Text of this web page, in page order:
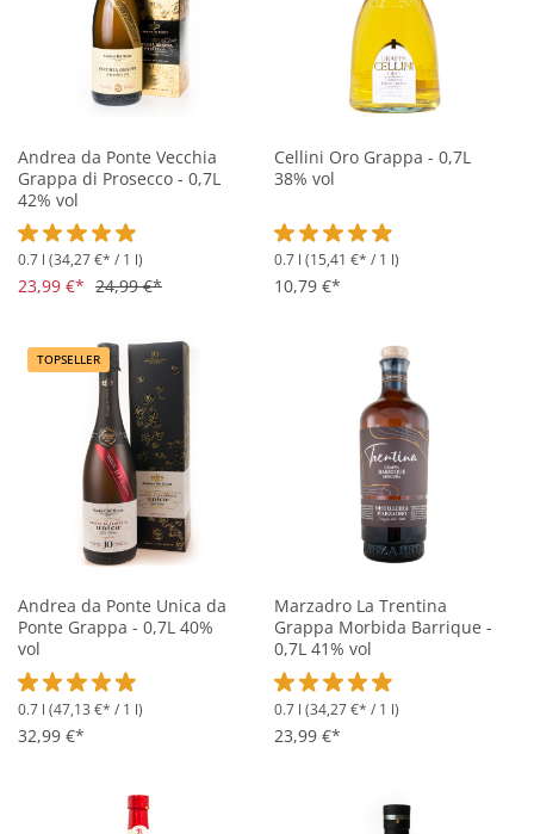
Andrea da Ponte Vecchia
Grappa di Prosecco - 0,7L
42% vol
Durchschnittliche Bewertung von 4.9 von 5 Sternen
0.7 l (34,27 €* / 1 l)
23,99 €* 24,99 €*
Cellini Oro Grappa - 0,7L
38% vol
Durchschnittliche Bewertung
0.7 l (15,41 €* / 1 l)
10,79 €*
TOPSELLER
Andrea da Ponte Unica da
Ponte Grappa - 0,7L 40%
vol
Durchschnittliche Bewertung von 4.9 von 5 Sternen
0.7 l (47,13 €* / 1 l)
32,99 €*
Marzadro La Trentina
Grappa Morbida Barrique -
0,7L 41% vol
Durchschnittliche Bewertung
0.7 l (34,27 €* / 1 l)
23,99 €*